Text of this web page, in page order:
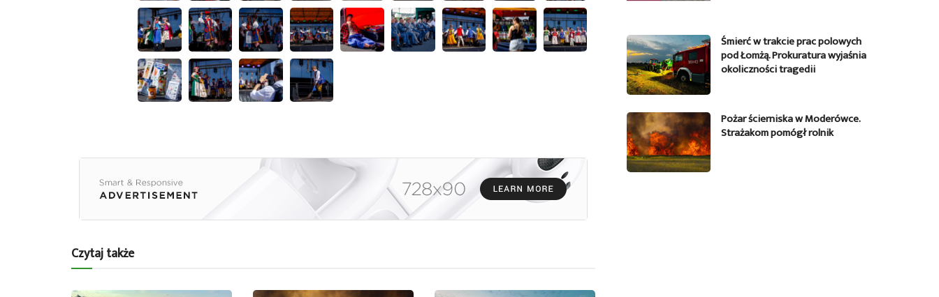
Czytaj także
Śmierć w trakcie prac polowych
pod Łomżą. Prokuratura wyjaśnia
okoliczności tragedii
Pożar ścierniska w Moderówce.
Strażakom pomógł rolnik